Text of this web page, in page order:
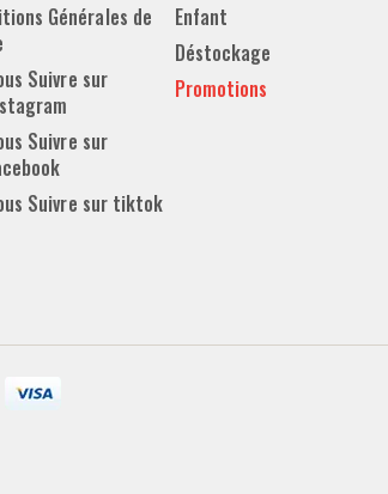
Générales de
Suivre sur
Suivre sur
Suivre sur tiktok
Enfant
Déstockage
Promotions